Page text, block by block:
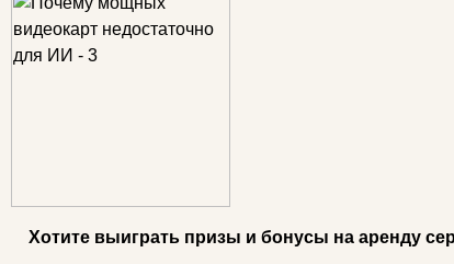
Хотите выиграть призы и бонусы на аренду